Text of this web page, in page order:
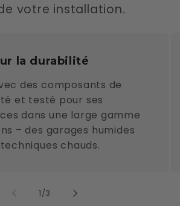
votre installation.
la durabilité
des composants de
et testé pour ses
dans une large gamme
– des garages humides
chauds.
1/de
3